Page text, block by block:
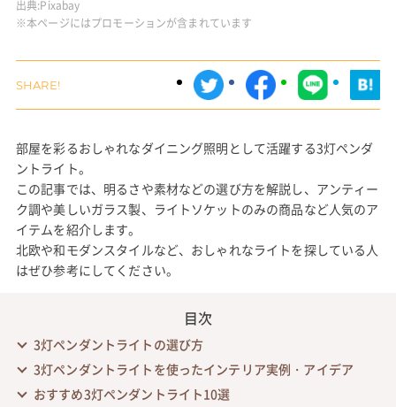
出典:Pixabay
※本ページにはプロモーションが含まれています
部屋を彩るおしゃれなダイニング照明として活躍する3灯ペンダ
ントライト。
この記事では、明るさや素材などの選び方を解説し、アンティー
ク調や美しいガラス製、ライトソケットのみの商品など人気のア
イテムを紹介します。
北欧や和モダンスタイルなど、おしゃれなライトを探している人
はぜひ参考にしてください。
目次
3灯ペンダントライトの選び方
3灯ペンダントライトを使ったインテリア実例・アイデア
おすすめ3灯ペンダントライト10選